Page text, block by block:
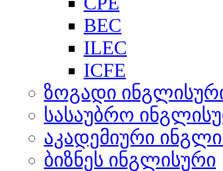
BEC
ILEC
ICFE
ზოგადი
სასაუბრო
აკადემიური
ბიზნეს ინგლისური